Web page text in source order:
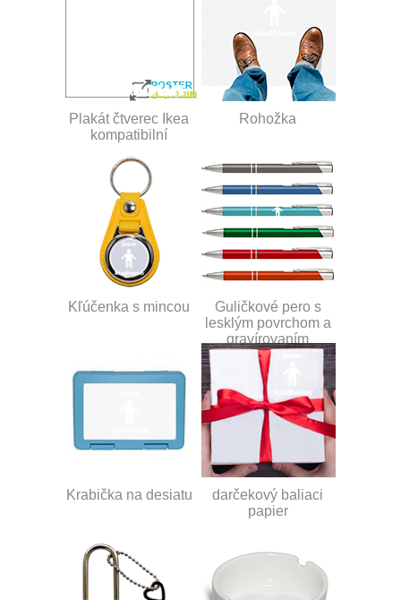
Plakát čtverec Ikea
kompatibilní
Rohožka
Kľúčenka s mincou
Guličkové pero s
lesklým povrchom a
gravírovaním
Krabička na desiatu
darčekový baliaci
papier